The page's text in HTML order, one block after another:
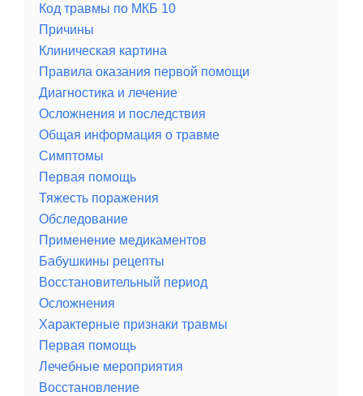
Код травмы по МКБ 10
Причины
Клиническая картина
Правила оказания первой помощи
Диагностика и лечение
Осложнения и последствия
Общая информация о травме
Симптомы
Первая помощь
Тяжесть поражения
Обследование
Применение медикаментов
Бабушкины рецепты
Восстановительный период
Осложнения
Характерные признаки травмы
Первая помощь
Лечебные мероприятия
Восстановление